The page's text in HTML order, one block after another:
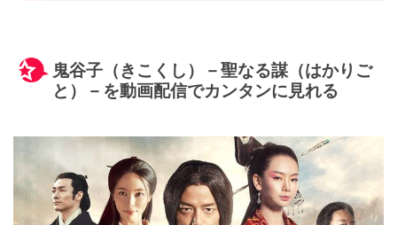
鬼谷子（きこくし）－聖なる謀（はかりご
と）－を動画配信でカンタンに見れる